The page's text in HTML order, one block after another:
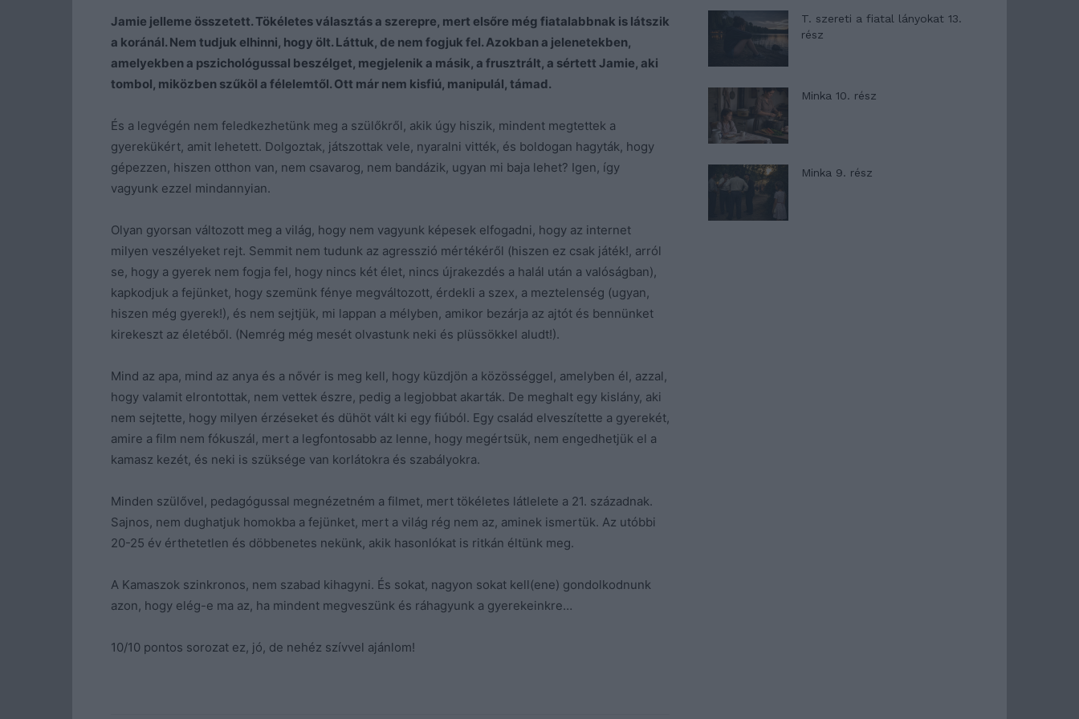
Jamie jelleme összetett. Tökéletes választás a szerepre, mert elsőre még fiatalabbnak is látszik
a koránál. Nem tudjuk elhinni, hogy ölt. Láttuk, de nem fogjuk fel. Azokban a jelenetekben,
amelyekben a pszichológussal beszélget, megjelenik a másik, a frusztrált, a sértett Jamie, aki
tombol, miközben szűköl a félelemtől. Ott már nem kisfiú, manipulál, támad.
És a legvégén nem feledkezhetünk meg a szülőkről, akik úgy hiszik, mindent megtettek a
gyerekükért, amit lehetett. Dolgoztak, játszottak vele, nyaralni vitték, és boldogan hagyták, hogy
gépezzen, hiszen otthon van, nem csavarog, nem bandázik, ugyan mi baja lehet? Igen, így
vagyunk ezzel mindannyian.
Olyan gyorsan változott meg a világ, hogy nem vagyunk képesek elfogadni, hogy az internet
milyen veszélyeket rejt. Semmit nem tudunk az agresszió mértékéről (hiszen ez csak játék!, arról
se, hogy a gyerek nem fogja fel, hogy nincs két élet, nincs újrakezdés a halál után a valóságban),
kapkodjuk a fejünket, hogy szemünk fénye megváltozott, érdekli a szex, a meztelenség (ugyan,
hiszen még gyerek!), és nem sejtjük, mi lappan a mélyben, amikor bezárja az ajtót és bennünket
kirekeszt az életéből. (Nemrég még mesét olvastunk neki és plüssökkel aludt!).
Mind az apa, mind az anya és a nővér is meg kell, hogy küzdjön a közösséggel, amelyben él, azzal,
hogy valamit elrontottak, nem vettek észre, pedig a legjobbat akarták. De meghalt egy kislány, aki
nem sejtette, hogy milyen érzéseket és dühöt vált ki egy fiúból. Egy család elveszítette a gyerekét,
amire a film nem fókuszál, mert a legfontosabb az lenne, hogy megértsük, nem engedhetjük el a
kamasz kezét, és neki is szüksége van korlátokra és szabályokra.
Minden szülővel, pedagógussal megnézetném a filmet, mert tökéletes látlelete a 21. századnak.
Sajnos, nem dughatjuk homokba a fejünket, mert a világ rég nem az, aminek ismertük. Az utóbbi
20-25 év érthetetlen és döbbenetes nekünk, akik hasonlókat is ritkán éltünk meg.
A Kamaszok szinkronos, nem szabad kihagyni. És sokat, nagyon sokat kell(ene) gondolkodnunk
azon, hogy elég-e ma az, ha mindent megveszünk és ráhagyunk a gyerekeinkre…
10/10 pontos sorozat ez, jó, de nehéz szívvel ajánlom!
T. szereti a fiatal lányokat 13.
rész
Minka 10. rész
Minka 9. rész